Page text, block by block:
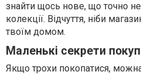
знайти щось нове, що точно
колекції. Відчуття, ніби
твоїм домом.
Маленькі секрети
Якщо трохи покопатися, можна